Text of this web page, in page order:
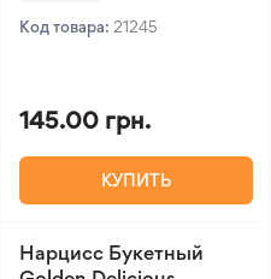
Код товара: 21245
145.00 грн.
КУПИТЬ
Нарцисс Букетный